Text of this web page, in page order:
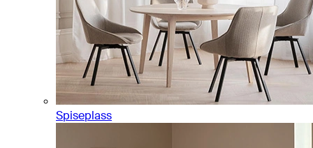
Spiseplass